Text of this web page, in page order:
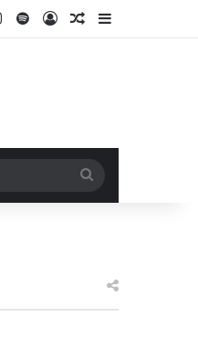
Instagram
SpotifyLog InRandom Article
Sidebar